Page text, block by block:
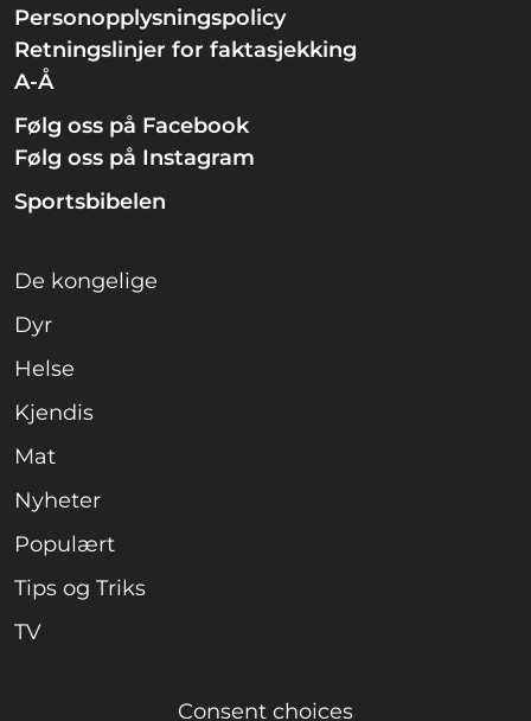
Personopplysningspolicy
Retningslinjer for faktasjekking
A-Å
Følg oss på Facebook
Følg oss på Instagram
Sportsbibelen
De kongelige
Dyr
Helse
Kjendis
Mat
Nyheter
Populært
Tips og Triks
TV
Consent choices